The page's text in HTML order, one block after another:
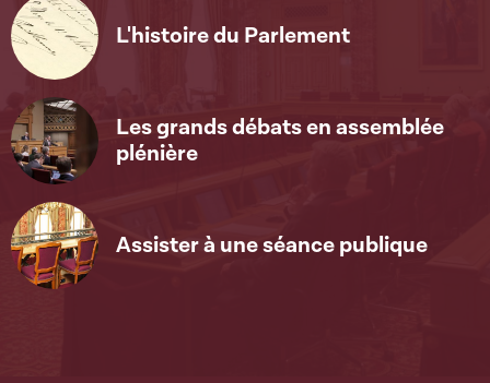
L'histoire du Parlement
Les grands débats en assemblée
plénière
Assister à une séance publique